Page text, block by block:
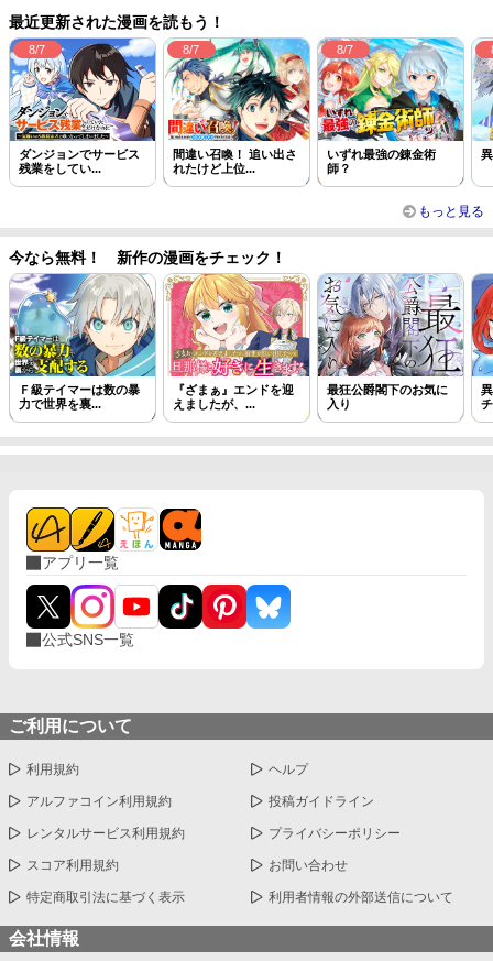
最近更新された漫画を読もう！
8/7
ダンジョンでサービス
残業をしてい...
8/7
間違い召喚！ 追い出さ
れたけど上位...
8/7
いずれ最強の錬金術
師？
もっと見る
今なら無料！ 新作の漫画をチェック！
Ｆ級テイマーは数の暴
力で世界を裏...
『ざまぁ』エンドを迎
えましたが、...
最狂公爵閣下のお気に
入り
アプリ一覧
公式SNS一覧
ご利用について
利用規約 ヘルプ
アルファコイン利用規約 投稿ガイドライン
レンタルサービス利用規約 プライバシーポリシー
スコア利用規約 お問い合わせ
特定商取引法に基づく表示 利用者情報の外部送信について
会社情報